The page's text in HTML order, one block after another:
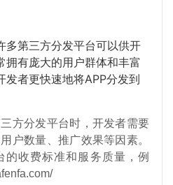
多第三方分发平台可以供开
拥有庞大的用户群体和丰富
发者更快速地将APP分发到
三方分发平台时，开发者需要
户数量、推广效果等因素。
的收费标准和服务质量，例